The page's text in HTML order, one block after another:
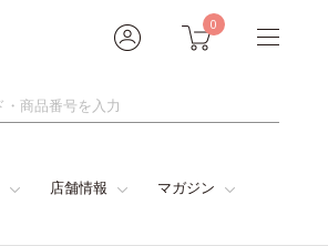
0
店舗情報 マガジン